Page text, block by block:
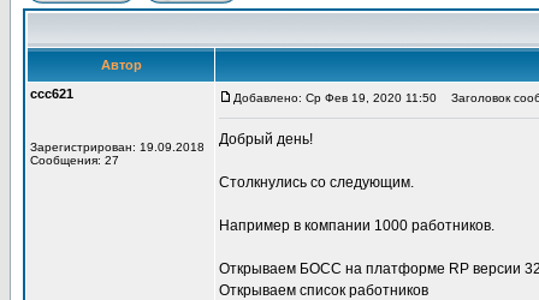
Автор
ccc621
Зарегистрирован: 19.09.2018
Сообщения: 27
Добавлено: Ср Фев 19, 2020 11:50 Заголовок
Добрый день!
Столкнулись со следующим.
Например в компании 1000 работников.
Открываем БОСС на платформе RP версии
Открываем список работников